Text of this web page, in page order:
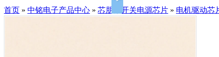
首页 » 中铭电子产品中心 » 芯朋微开关电源芯片 » 电机驱动芯